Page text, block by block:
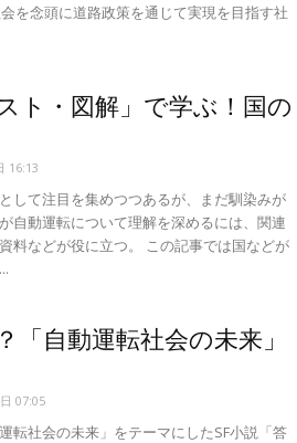
を念頭に道路政策を通じて実現を目指す社
ト・図解」で学ぶ！国の
16:13
て注目を集めつつあるが、まだ馴染みが
自動運転について理解を深めるには、関連
料などが役に立つ。 この記事では国などが
「自動運転社会の未来」
07:05
転社会の未来」をテーマにしたSF小説「答